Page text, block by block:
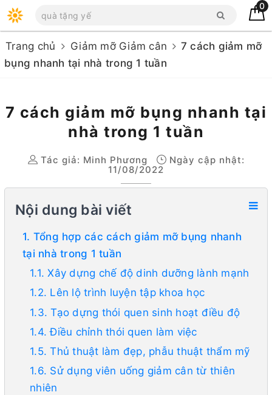
0
Trang chủ Giảm mỡ Giảm cân
7 cách giảm mỡ
bụng nhanh tại nhà trong 1 tuần
7 cách giảm mỡ bụng nhanh tại
nhà trong 1 tuần
Tác giả: Minh Phương
Ngày cập nhật:
11/08/2022
Nội dung bài viết
1. Tổng hợp các cách giảm mỡ bụng nhanh
tại nhà trong 1 tuần
1.1. Xây dựng chế độ dinh dưỡng lành mạnh
1.2. Lên lộ trình luyện tập khoa học
1.3. Tạo dựng thói quen sinh hoạt điều độ
1.4. Điều chỉnh thói quen làm việc
1.5. Thủ thuật làm đẹp, phẫu thuật thẩm mỹ
1.6. Sử dụng viên uống giảm cân từ thiên
nhiên